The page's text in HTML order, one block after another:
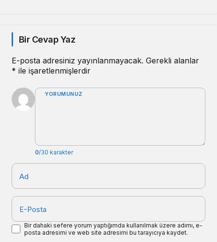
Bir Cevap Yaz
E-posta adresiniz yayınlanmayacak. Gerekli alanlar
* ile işaretlenmişlerdir
YORUMUNUZ
0/30 karakter
Ad
E-Posta
Bir dahaki sefere yorum yaptığımda kullanılmak üzere adımı, e-
posta adresimi ve web site adresimi bu tarayıcıya kaydet.